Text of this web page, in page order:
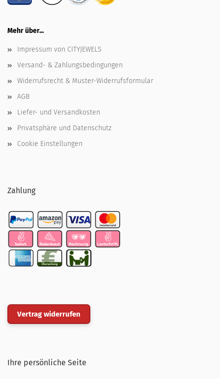
Mehr über...
Impressum von CITYJEWELS
Versand- & Zahlungsbedingungen
Widerrufsrecht & Muster-Widerrufsformular
AGB
Liefer- und Versandkosten
Privatsphäre und Datenschutz
Cookie Einstellungen
Zahlung
Vertrag widerrufen
Ihre persönliche Seite